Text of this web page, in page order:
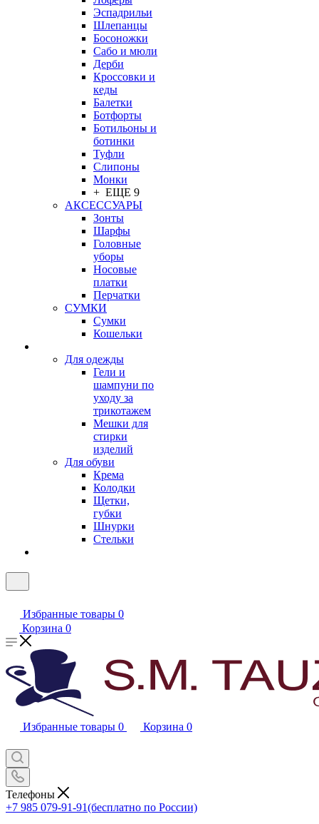
Эспадрильи
Шлепанцы
Босоножки
Сабо и мюли
Дерби
Кроссовки и
кеды
Балетки
Ботфорты
Ботильоны и
ботинки
Туфли
Слипоны
Монки
+ ЕЩЕ 9
АКСЕССУАРЫ
Зонты
Шарфы
Головные
уборы
Носовые
платки
Перчатки
СУМКИ
Сумки
Кошельки
Для одежды
Гели и
шампуни по
уходу за
трикотажем
Мешки для
стирки
изделий
Для обуви
Крема
Колодки
Щетки,
губки
Шнурки
Стельки
Избранные товары 0
Корзина 0
Избранные товары 0 Корзина 0
Телефоны
+7 985 079-91-91(бесплатно по России)